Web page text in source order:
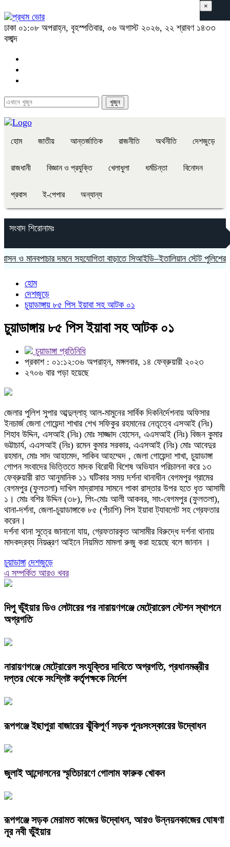
ঢাকা ০১:০৮ অপরাহ্ন, বৃহস্পতিবার, ০৬ অগাস্ট ২০২৬, ২২ শ্রাবণ ১৪৩৩
বঙ্গাব্দ
হোম জাতীয় আন্তর্জাতিক রাজনীতি অর্থনীতি দেশজুড়ে
রাজধানী বিজ্ঞান ও প্রযুক্তি খেলাধুলা ধর্মচিন্তা বিনোদন
প্রবাস ই-পেপার অন্যান্য
সংবাদ শিরোনামঃ
মানবপাচার দমনে সহযোগিতা বাড়াতে সিআইডি–ইতালিয়ান স্টেট পুলিশের
×
হোম
দেশজুড়ে
চুয়াডাঙ্গায় ৮৫ পিস ইয়াবা সহ আটক ০১
চুয়াডাঙ্গায় ৮৫ পিস ইয়াবা সহ আটক ০১
চুয়াডাঙ্গা প্রতিনিধি
প্রকাশ : ০১:১২:৩৬ অপরাহ্ন, মঙ্গলবার, ১৪ ফেব্রুয়ারী ২০২৩
২৭০৬ বার পড়া হয়েছে
জেলার পুলিশ সুপার আব্দুল্লাহ্ আল-মামুনের সার্বিক দিকনির্দেশনায় অফিসার
ইনচার্জ জেলা গোয়েন্দা শাখার শেখ সফিকুর রহমানের নেতৃত্বে এসআই (নিঃ)
শিহাব উদ্দিন, এসআই (নিঃ) মোঃ সাজ্জাদ হোসেন, এএসআই (নিঃ) বিজন কুমার
ভট্টাচার্য, এএসআই (নিঃ) রমেন কুমার সরকার, এএসআই (নিঃ) মোঃ আবেদুর
রহমান, মোঃ সাদ আহামেদ, সাকিব আহম্মেদ , জেলা গোয়েন্দা শাখা, চুয়াডাঙ্গা
গোপন সংবাদের ভিত্তিতে মাদক বিরোধী বিশেষ অভিযান পরিচালনা করে ১৩
ফেব্রুয়ারী রাত আনুমানিক ১১ ঘটিকার সময় দর্শনা থানাধীন বেগমপুর গ্রামের
বেগমপুর (ফুলতলা) দাখিল মাদ্রাসার সামনে পাকা রাস্তার উপর হতে ধৃত আসামী
১। মোঃ বশির উদ্দিন (৩৮), পিং-মোঃ আলী আকবর, সাং-বেগমপুর (ফুলতলা),
থানা-দর্শনা, জেলা-চুয়াডাঙ্গাকে ৮৫ (পঁচাশি) পিস ইয়াবা ট্যাবলেট সহ গ্রেফতার
করেন।
দর্শনা থানা সুত্রে জানানো যায়, গ্রেফতারকৃত আসামীর বিরুদ্ধে দর্শনা থানায়
মাদকদ্রব্য নিয়ন্ত্রণ আইনে নিয়মিত মামলা রুজু করা হয়েছে বলে জানান ।
চুয়াডাঙ্গা দেশজুড়ে
এ সম্পর্কিত আরও খবর
দিপু ভূঁইয়ার ডিও লেটারের পর নারায়ণগঞ্জে মেট্রোরেল স্টেশন স্থাপনে
অগ্রগতি
নারায়ণগঞ্জে মেট্রোরেল সংযুক্তির দাবিতে অগ্রগতি, প্রধানমন্ত্রীর
দপ্তর থেকে সংশ্লিষ্ট কর্তৃপক্ষকে নির্দেশ
রূপগঞ্জে ইছাপুরা বাজারের ঝুঁকিপূর্ণ সড়ক পুনঃসংস্কারের উদ্বোধন
জুলাই আন্দোলনের স্মৃতিচারণে গোলাম ফারুক খোকন
রূপগঞ্জে সড়ক মেরামত কাজের উদ্বোধন, আরও উন্নয়নকাজের ঘোষণা
নূর নবী ভুঁইয়ার